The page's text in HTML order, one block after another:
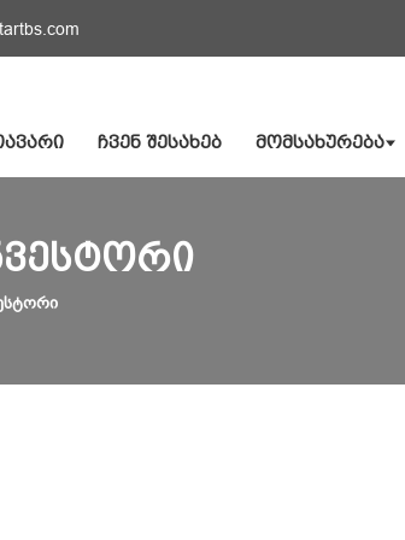
ᲩᲕᲔᲜ ᲨᲔᲡᲐᲮᲔᲑ ᲛᲝᲛᲡᲐᲮᲣᲠᲔᲑᲐ